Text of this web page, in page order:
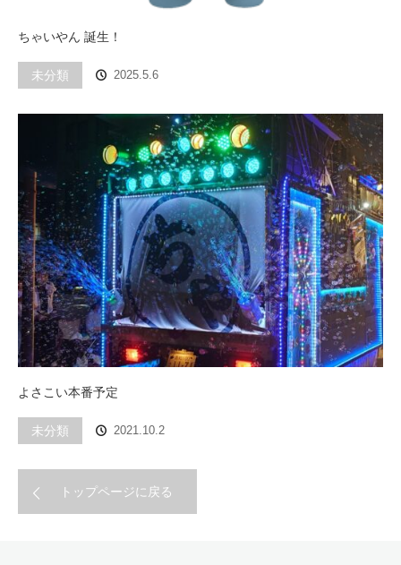
ちゃいやん 誕生！
未分類 2025.5.6
よさこい本番予定
未分類 2021.10.2
トップページに戻る